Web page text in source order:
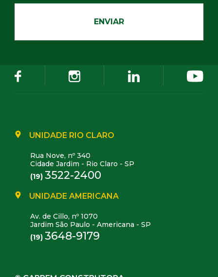
UNIDADE RIO CLARO
Rua Nove, nº 340
Cidade Jardim - Rio Claro - SP
(19) 3522-2400
UNIDADE AMERICANA
Av. de Cillo, nº 1070
Jardim São Paulo - Americana - SP
(19) 3648-9179